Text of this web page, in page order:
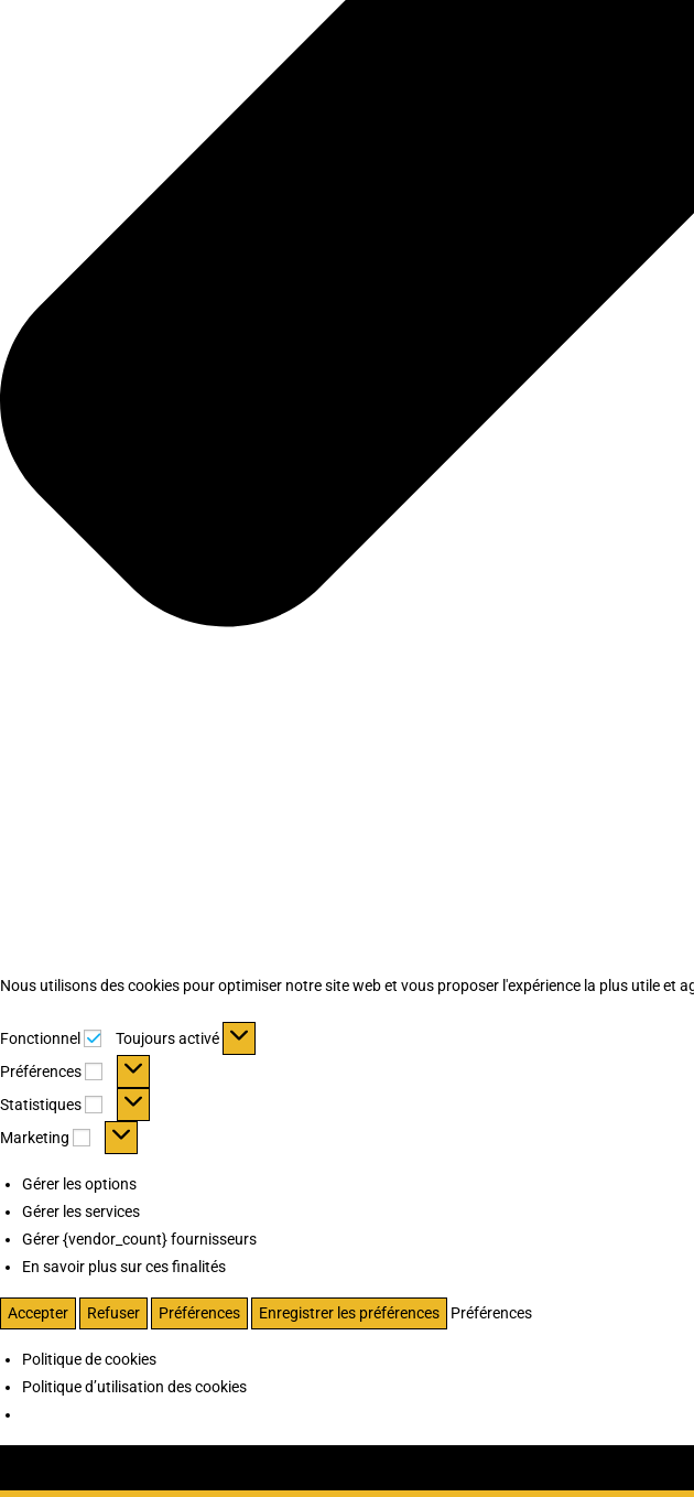
Nous utilisons des cookies pour optimiser notre site web et vous proposer l'expérience la plus utile et
Fonctionnel Fonctionnel
Toujours activé
Préférences
Préférences
Statistiques Statistiques
Marketing Marketing
Gérer les options
Gérer les services
Gérer {vendor_count} fournisseurs
En savoir plus sur ces finalités
Accepter Refuser Préférences Enregistrer les préférences Préférences
Politique de cookies
Politique d’utilisation des cookies